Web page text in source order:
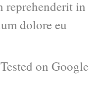
reprehenderit in
dolore eu
on Google